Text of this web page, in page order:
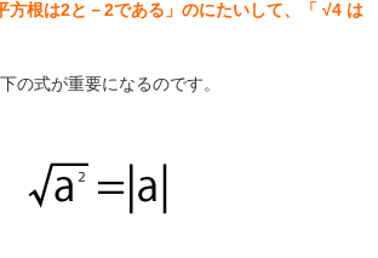
方根は2と－2である」のにたいして、「 √4 は
の式が重要になるのです。